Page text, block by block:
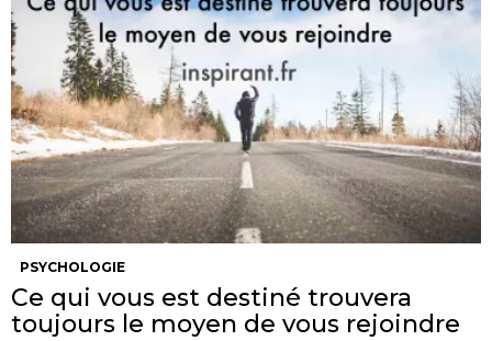
PSYCHOLOGIE
Ce qui vous est destiné trouvera
toujours le moyen de vous rejoindre